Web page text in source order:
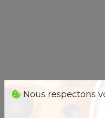
Nous respectons